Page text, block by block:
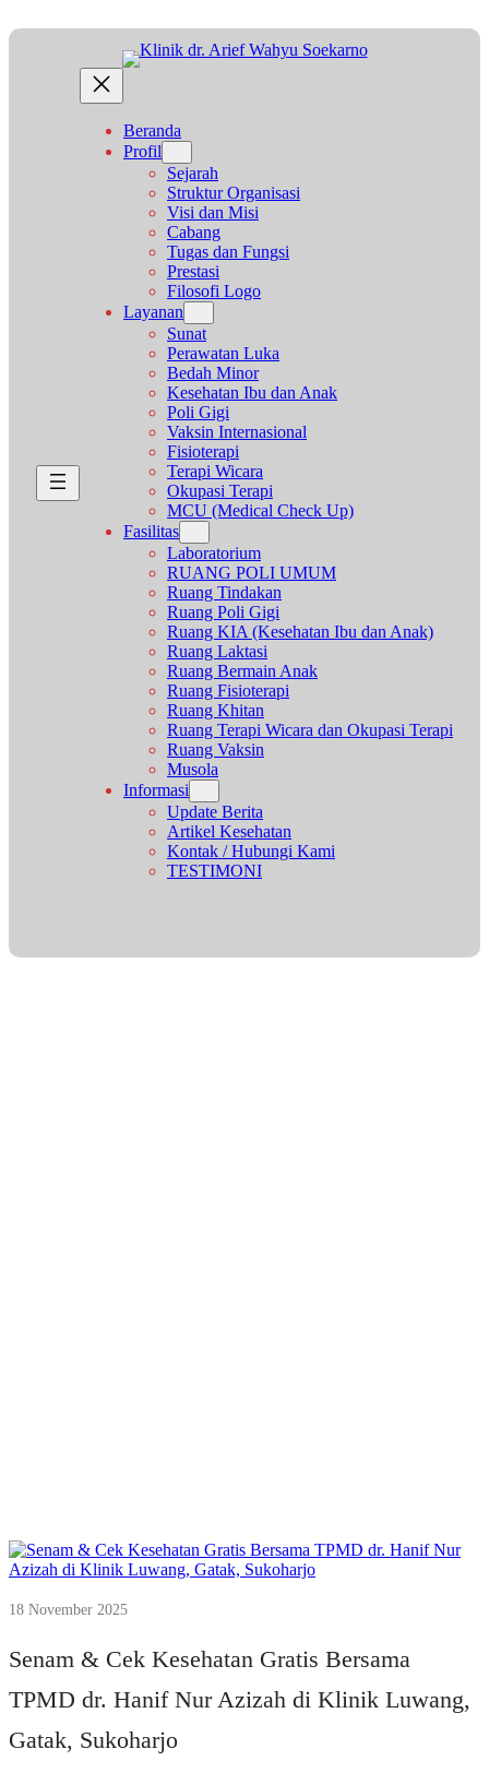
ke
Beranda
Profil
Sejarah
Struktur Organisasi
Visi dan Misi
Cabang
Tugas dan Fungsi
Prestasi
Filosofi Logo
Layanan
Sunat
Perawatan Luka
Bedah Minor
Kesehatan Ibu dan Anak
Poli Gigi
Vaksin Internasional
Fisioterapi
Terapi Wicara
Okupasi Terapi
MCU (Medical Check Up)
Fasilitas
Laboratorium
RUANG POLI UMUM
Ruang Tindakan
Ruang Poli Gigi
Ruang KIA (Kesehatan Ibu dan Anak)
Ruang Laktasi
Ruang Bermain Anak
Ruang Fisioterapi
Ruang Khitan
Ruang Terapi Wicara dan Okupasi Terapi
Ruang Vaksin
Musola
Informasi
Update Berita
Artikel Kesehatan
Kontak / Hubungi Kami
TESTIMONI
18 November 2025
Senam & Cek Kesehatan Gratis Bersama
TPMD dr. Hanif Nur Azizah di Klinik Luwang,
Gatak, Sukoharjo